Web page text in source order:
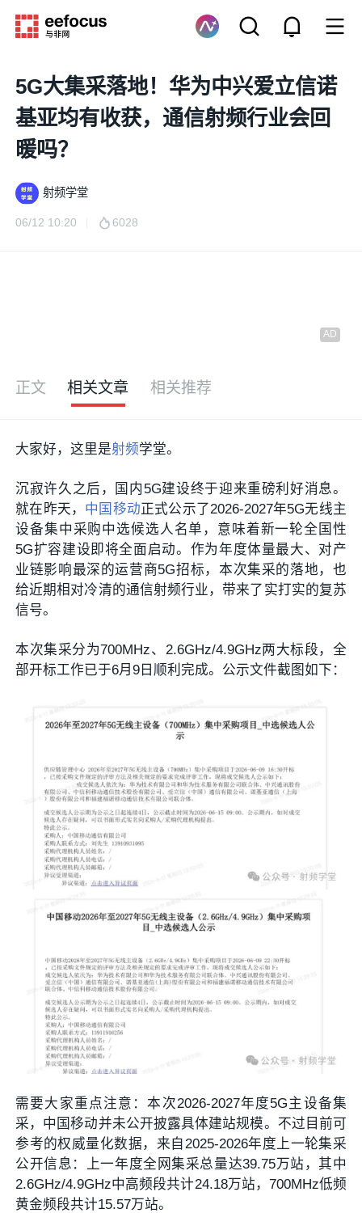
5G大集采落地！华为中兴爱立信诺
基亚均有收获，通信射频行业会回
暖吗？
射频学堂
06/12 10:20 6028
正文 相关文章 相关推荐
大家好，这里是射频学堂。
沉寂许久之后，国内5G建设终于迎来重磅利好消息。
就在昨天， 中国移动正式公示了2026-2027年5G无线主
设备集中采购中选候选人名单，意味着新一轮全国性
5G扩容建设即将全面启动。作为年度体量最大、对产
业链影响最深的运营商5G招标，本次集采的落地，也
给近期相对冷清的通信射频行业，带来了实打实的复苏
信号。
本次集采分为700MHz、2.6GHz/4.9GHz两大标段，全
部开标工作已于6月9日顺利完成。公示文件截图如下：
需要大家重点注意：本次2026-2027年度5G主设备集
采，中国移动并未公开披露具体建站规模。不过目前可
参考的权威量化数据，来自2025-2026年度上一轮集采
公开信息：上一年度全网集采总量达39.75万站，其中
2.6GHz/4.9GHz中高频段共计24.18万站，700MHz低频
黄金频段共计15.57万站。